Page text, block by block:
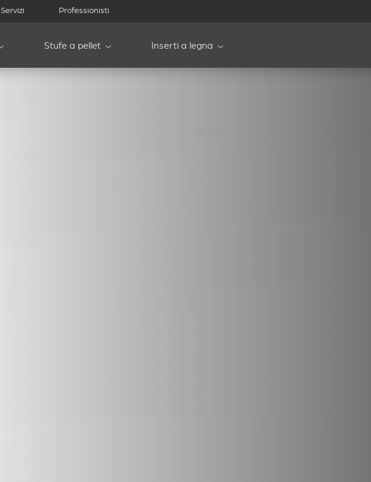
Servizi Professionisti
Stufe a pellet Inserti a legna